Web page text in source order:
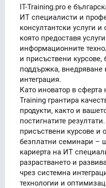
IT-Training.pro е
ИТ специалисти и
консултантски услуги
която предоставя
информационните
и присъствени
поддържка, внедряване
интеграция.
Като иноватор в сферта
Training грантира
продукти, както и
постигнатите
присъствени курсове и
безплатни семинари –
кариерта на ИТ
разрастването и
чрез системна
технологии и